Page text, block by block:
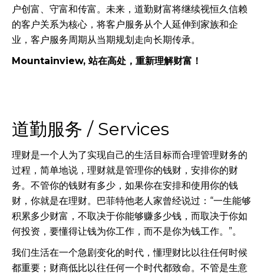
户创富、守富和传富。未来，道勤财富将继续视恒久信赖
的客户关系为核心，将客户服务从个人延伸到家族和企
业，客户服务周期从当期规划走向长期传承。
Mountainview, 站在高处，重新理解财富！
道勤服务 / Services
理财是一个人为了实现自己的生活目标而合理管理财务的
过程，简单地说，理财就是管理你的钱财，安排你的财
务。不管你的钱财有多少，如果你在安排和使用你的钱
财，你就是在理财。巴菲特他老人家曾经说过：“一生能够
积累多少财富，不取决于你能够赚多少钱，而取决于你如
何投资，要懂得让钱为你工作，而不是你为钱工作。”。
我们生活在一个急剧变化的时代，懂理财比以往任何时候
都重要；财商低比以往任何一个时代都致命。不管是生意